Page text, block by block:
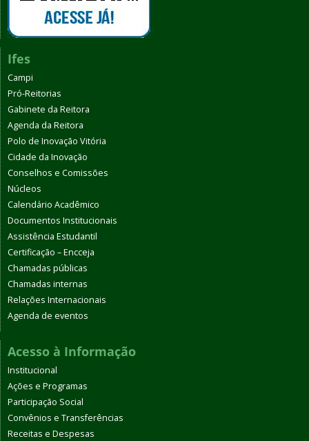
Ifes
Campi
Pró-Reitorias
Gabinete da Reitora
Agenda da Reitora
Polo de Inovação Vitória
Cidade da Inovação
Conselhos e Comissões
Núcleos
Calendário Acadêmico
Documentos Institucionais
Assistência Estudantil
Certificação – Encceja
Chamadas públicas
Chamadas internas
Relações Internacionais
Agenda de eventos
Acesso à Informação
Institucional
Ações e Programas
Participação Social
Convênios e Transferências
Receitas e Despesas